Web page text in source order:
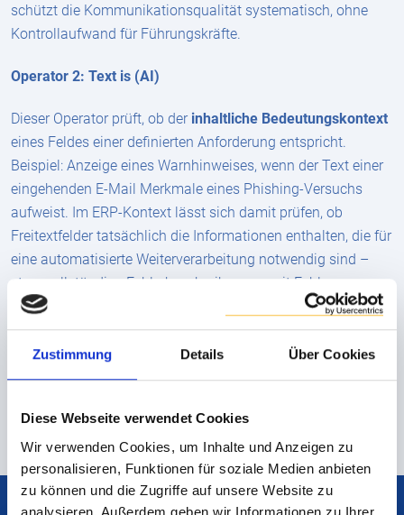
Zustimmung Details Über Cookies
Diese Webseite verwendet Cookies
Wir verwenden Cookies, um Inhalte und Anzeigen zu
personalisieren, Funktionen für soziale Medien anbieten
zu können und die Zugriffe auf unsere Website zu
analysieren. Außerdem geben wir Informationen zu Ihrer
schützt die Kommunikationsqualität systematisch, ohne
Kontrollaufwand für Führungskräfte.
Operator 2: Text is (AI)
Dieser Operator prüft, ob der inhaltliche Bedeutungskontext
eines Feldes einer definierten Anforderung entspricht.
Beispiel: Anzeige eines Warnhinweises, wenn der Text einer
eingehenden E-Mail Merkmale eines Phishing-Versuchs
aufweist. Im ERP-Kontext lässt sich damit prüfen, ob
Freitextfelder tatsächlich die Informationen enthalten, die für
eine automatisierte Weiterverarbeitung notwendig sind –
etwa vollständige Fehlerbeschreibungen mit Fehlernummer
und Reproduktionsschritten.
Diese Flexibilität führt zu einer drastischen Beschleunigung
Entwicklerressourcen.